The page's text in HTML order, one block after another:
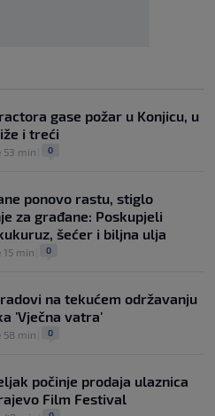
gase požar u Konjicu, u
i treći
53 min 0
ponovo rastu, stiglo
za građane: Poskupjeli
šećer i biljna ulja
15 min 0
na tekućem održavanju
'Vječna vatra'
58 min 0
počinje prodaja ulaznica
Film Festival